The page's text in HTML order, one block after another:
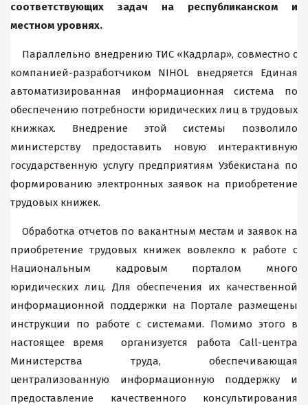
соответствующих задач на республиканском и
местном уровнях.
Параллельно внедрению ТИС «Кадрлар», совместно с
компанией-разработчиком NIHOL внедряется Единая
автоматизированная информационная система по
обеспечению потребности юридических лиц в трудовых
книжках. Внедрение этой системы позволило
министерству предоставить новую интерактивную
государственную услугу предприятиям Узбекистана по
формированию электронных заявок на приобретение
трудовых книжек.
Обработка отчетов по вакантным местам и заявок на
приобретение трудовых книжек вовлекло к работе с
Национальным кадровым порталом много
юридических лиц. Для обеспечения их качественной
информационной поддержки на Портале размещены
инструкции по работе с системами. Помимо этого в
настоящее время организуется работа Call-центра
Министерства труда, обеспечивающая
централизованную информационную поддержку и
предоставление качественного консультирования